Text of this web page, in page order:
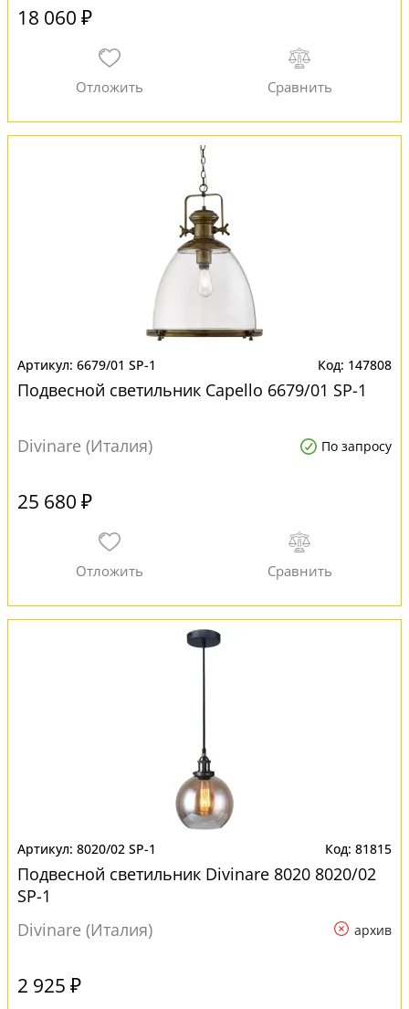
18 060 ₽
6679/01 SP-1 147808
Подвесной светильник Capello 6679/01 SP-1
Divinare (Италия) По запросу
25 680 ₽
8020/02 SP-1 81815
Подвесной светильник Divinare 8020 8020/02
SP-1
Divinare (Италия)
архив
2 925 ₽